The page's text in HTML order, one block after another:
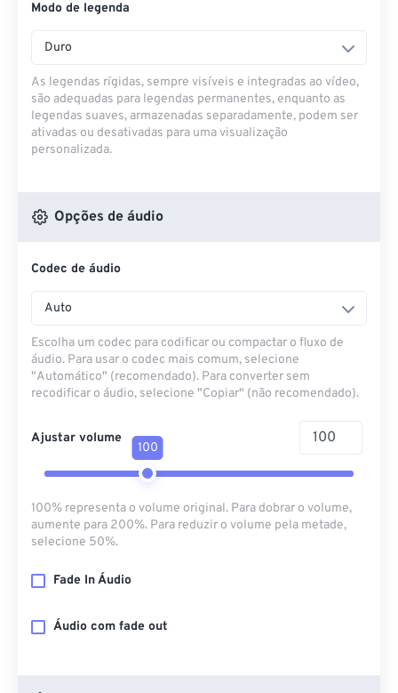
Modo de legenda
Duro
As legendas rígidas, sempre visíveis e integradas ao vídeo,
são adequadas para legendas permanentes, enquanto as
legendas suaves, armazenadas separadamente, podem ser
ativadas ou desativadas para uma visualização
personalizada.
Opções de áudio
Codec de áudio
Auto
Escolha um codec para codificar ou compactar o fluxo de
áudio. Para usar o codec mais comum, selecione
"Automático" (recomendado). Para converter sem
recodificar o áudio, selecione "Copiar" (não recomendado).
Ajustar volume
100
100% representa o volume original. Para dobrar o volume,
aumente para 200%. Para reduzir o volume pela metade,
selecione 50%.
Fade In Áudio
Áudio com fade out